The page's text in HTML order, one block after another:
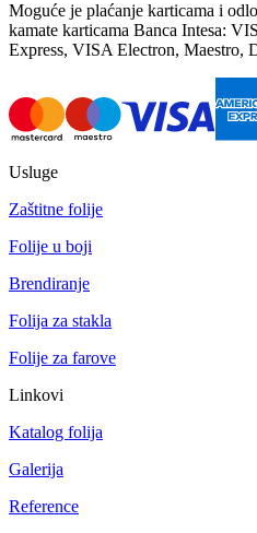
Moguće je plaćanje karticama i
kamate karticama Banca Intesa:
Express, VISA Electron, Maestro,
Usluge
Zaštitne folije
Folije u boji
Brendiranje
Folija za stakla
Folije za farove
Linkovi
Katalog folija
Galerija
Reference